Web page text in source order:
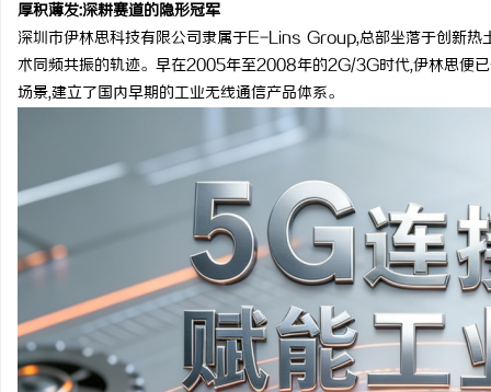
厚积薄发:深耕赛道的隐形冠军
深圳市伊林思科技有限公司隶属于E-Lins Group,总部坐落于创新
术同频共振的轨迹。早在2005年至2008年的2G/3G时代,伊林思便
场景,建立了国内早期的工业无线通信产品体系。